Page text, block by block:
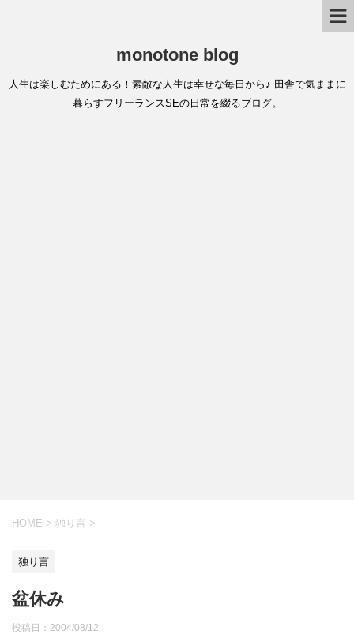
monotone blog
人生は楽しむためにある！素敵な人生は幸せな毎日から♪ 田舎で気ままに
暮らすフリーランスSEの日常を綴るブログ。
HOME > 独り言 >
独り言
盆休み
投稿日： 2004/08/12